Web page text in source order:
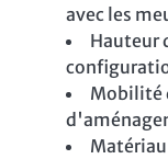
avec les
Hauteur
Mobilité